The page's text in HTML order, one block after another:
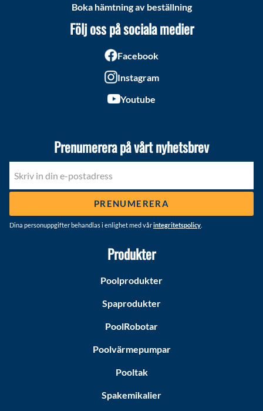
Boka hämtning av beställning
Följ oss på sociala medier
Facebook
Instagram
Youtube
Prenumerera på vårt nyhetsbrev
PRENUMERERA
Dina personuppgifter behandlas i enlighet med vårintegritetspolicy
Produkter
Poolprodukter
Spaprodukter
PoolRobotar
Poolvärmepumpar
Pooltak
Spakemikalier